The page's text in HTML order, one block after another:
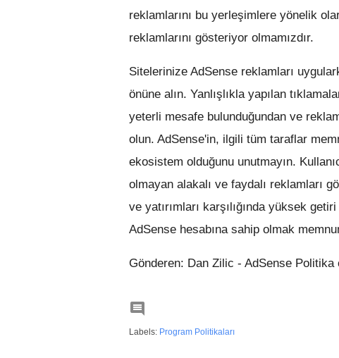
reklamlarını bu yerleşimlere yönelik
reklamlarını gösteriyor olmamızdır.
Sitelerinize AdSense reklamları
önüne alın. Yanlışlıkla yapılan
yeterli mesafe bulunduğundan ve
olun. AdSense'in, ilgili tüm taraflar
ekosistem olduğunu unutmayın.
olmayan alakalı ve faydalı reklamları
ve yatırımları karşılığında yüksek
AdSense hesabına sahip olmak
Gönderen: Dan Zilic - AdSense Politika

Labels: Program Politikaları